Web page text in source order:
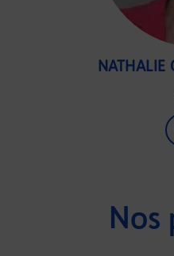
NATHALIE
Nos